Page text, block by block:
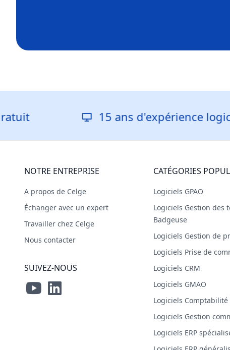
15 ans d'expérience logicielle
NOTRE ENTREPRISE
A propos de Celge
Échanger avec un expert
Travailler chez Celge
Nous contacter
SUIVEZ-NOUS
CATÉGORIES
Logiciels GPAO
Logiciels Gestion des
Badgeuse
Logiciels Gestion de
Logiciels Prise de
Logiciels CRM
Logiciels GMAO
Logiciels Comptabilité
Logiciels Gestion
Logiciels ERP